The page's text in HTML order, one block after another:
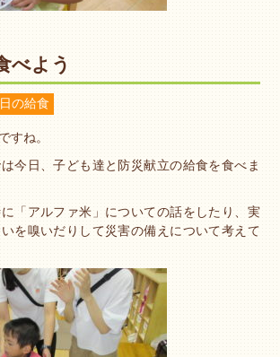
べよう
の給食
すね。
今日、子ども達と防災献立の給食を食べま
「アルファ米」についての話をしたり、実
を嗅いだりして災害の備えについて考えて